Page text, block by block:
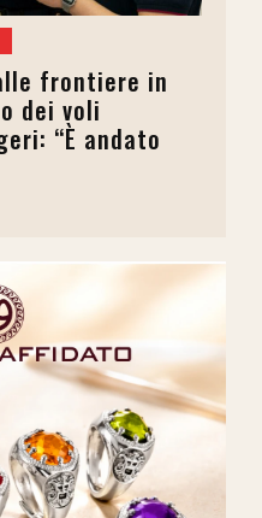
frontiere in
dei voli
“È andato